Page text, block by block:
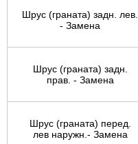
Шрус (граната) задн. лев.
- Замена
Шрус (граната) задн.
прав. - Замена
Шрус (граната) перед.
лев наружн.- Замена